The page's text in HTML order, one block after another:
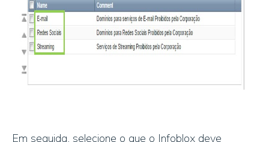
Em seguida, selecione o que o Infoblox deve